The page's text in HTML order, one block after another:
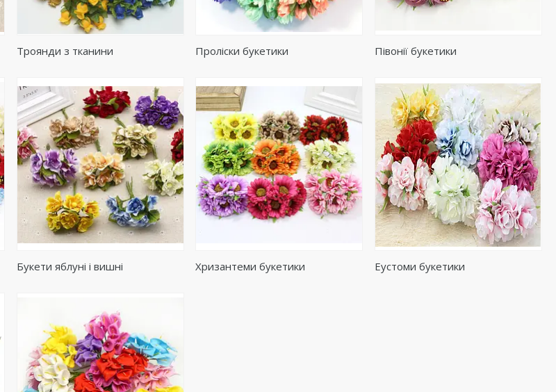
Троянди з тканини Проліски букетики Півонії букетики
Букети яблуні і вишні Хризантеми букетики Еустоми букетики